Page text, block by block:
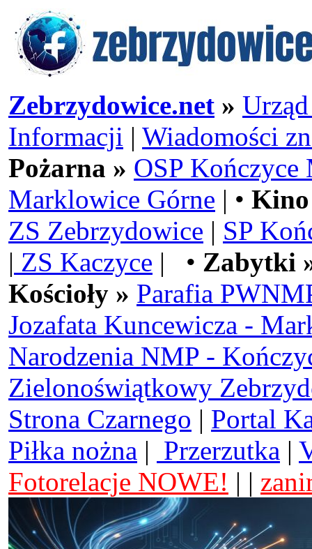
Zebrzydowice.net »
Informacji | Wiadomości
Pożarna » OSP Kończyce
Marklowice Górne | •
ZS Zebrzydowice | SP
| ZS Kaczyce | • Zabytki
Kościoły » Parafia
Jozafata Kuncewicza -
Narodzenia NMP -
Zielonoświątkowy
Strona Czarnego | Portal
Piłka nożna | Przerzutka |
Fotorelacje NOWE! | |